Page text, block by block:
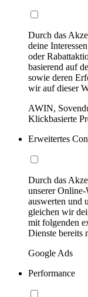
Durch das
deine
oder
basierend auf
sowie deren
wir auf dieser
AWIN,
Klickbasierte
Erweitertes
Durch das
unserer Online-
auswerten und
gleichen wir
mit folgenden
Dienste bereits
Google Ads
Performance